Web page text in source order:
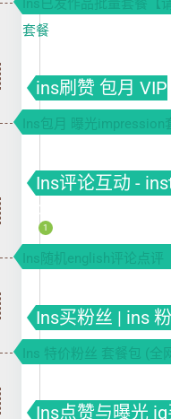
Ins已发作品批量套餐【
套餐
ins刷赞 包月 VIP
Ins包月 曝光impression
Ins评论互动 -
buy
1
Ins随机english评论点评
Ins买粉丝 | ins
Ins 特价粉丝 套餐包 (全
Ins点赞与曝光